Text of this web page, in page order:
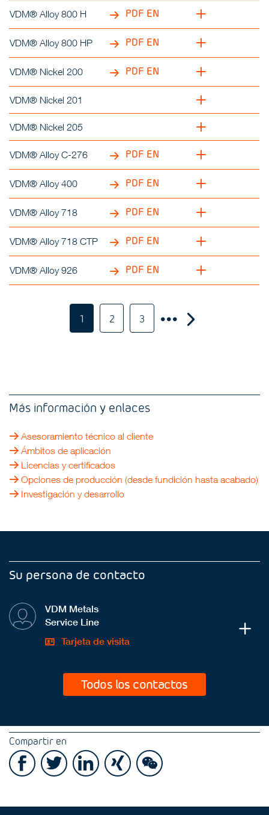
VDM® Alloy 800 H PDF EN
VDM® Alloy 800 HP PDF EN
VDM® Nickel 200 PDF EN
VDM® Nickel 201
VDM® Nickel 205
VDM® Alloy C-276 PDF EN
VDM® Alloy 400 PDF EN
VDM® Alloy 718 PDF EN
VDM® Alloy 718 CTP PDF EN
VDM® Alloy 926 PDF EN
1 2 3
Más información y enlaces
Asesoramiento técnico al cliente
Ámbitos de aplicación
Licencias y certificados
Opciones de producción (desde fundición hasta acabado)
Investigación y desarrollo
Su persona de contacto
VDM Metals
Service Line
Tarjeta de visita
Todos los contactos
Compartir en